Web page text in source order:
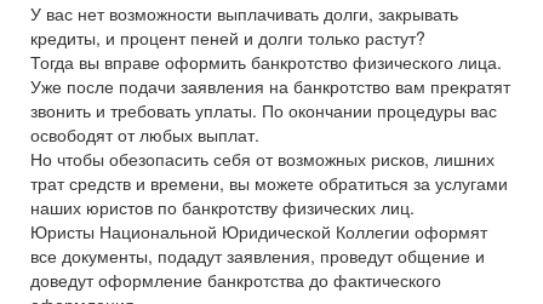
У вас нет возможности выплачивать долги, закрывать
кредиты, и процент пеней и долги только растут?
Тогда вы вправе оформить банкротство физического лица.
Уже после подачи заявления на банкротство вам прекратят
звонить и требовать уплаты. По окончании процедуры вас
освободят от любых выплат.
Но чтобы обезопасить себя от возможных рисков, лишних
трат средств и времени, вы можете обратиться за услугами
наших юристов по банкротству физических лиц.
Юристы Национальной Юридической Коллегии оформят
все документы, подадут заявления, проведут общение и
доведут оформление банкротства до фактического